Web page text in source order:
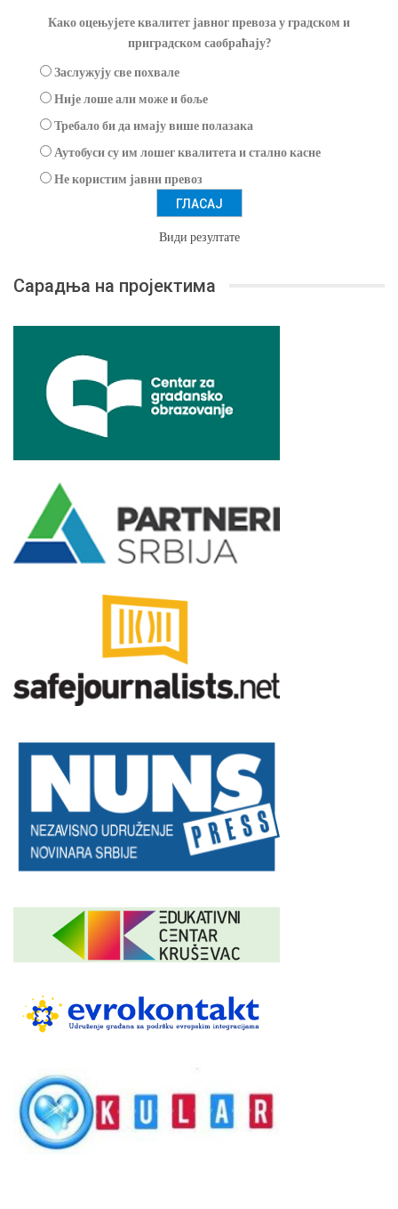
Како оцењујете квалитет јавног превоза у градском и
приградском саобраћају?
Заслужују све похвале
Није лоше али може и боље
Требало би да имају више полазака
Аутобуси су им лошег квалитета и стално касне
Не користим јавни превоз
Види резултате
Сарадња на пројектима